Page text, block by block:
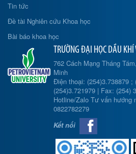
Tin tức
Đề tài Nghiên cứu Khoa học
Bài báo khoa học
TRƯỜNG ĐẠI HỌC DẦU KHÍ
762 Cách Mạng Tháng
Minh
Điện thoại: (254)3.738879 ;
(254)3.721979 | Fax: (254)
Hotline/Zalo Tư vấn hướng
0822782279
Kết nối